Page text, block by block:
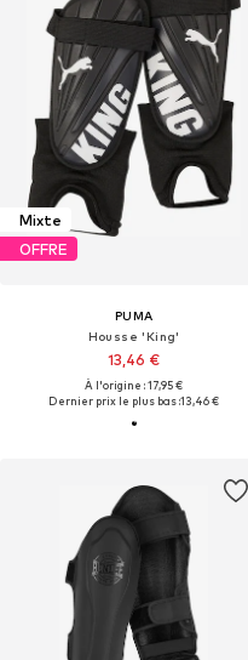
Mixte
OFFRE
PUMA
Housse 'King'
13,46 €
À l'origine : 17,95 €
Dernier prix le plus bas :13,46 €